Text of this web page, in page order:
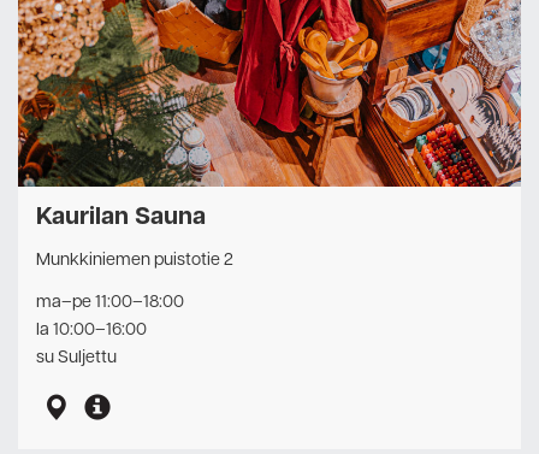
Kaurilan Sauna
Munkkiniemen puistotie 2
ma–pe 11:00–18:00
la 10:00–16:00
su Suljettu